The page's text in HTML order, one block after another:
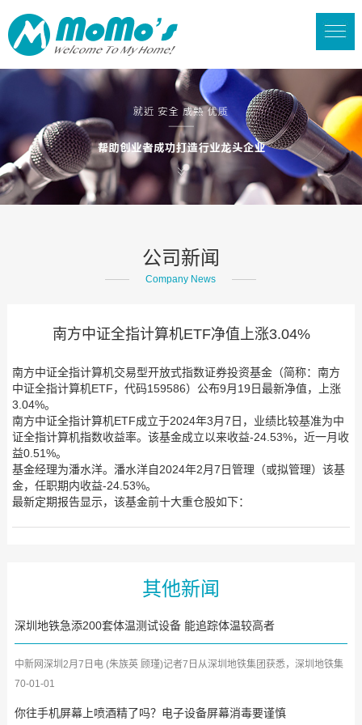
公司新闻
Company News
南方中证全指计算机ETF净值上涨3.04%
南方中证全指计算机交易型开放式指数证券投资基金（简称：南方
中证全指计算机ETF，代码159586）公布9月19日最新净值，上涨
3.04%。
南方中证全指计算机ETF成立于2024年3月7日，业绩比较基准为中
证全指计算机指数收益率。该基金成立以来收益-24.53%，近一月收
益0.51%。
基金经理为潘水洋。潘水洋自2024年2月7日管理（或拟管理）该基
金，任职期内收益-24.53%。
最新定期报告显示，该基金前十大重仓股如下：
其他新闻
深圳地铁急添200套体温测试设备 能追踪体温较高者
中新网深圳2月7日电 (朱族英 顾瑾)记者7日从深圳地铁集团获悉，深圳地铁集
团紧急购置200套红外热...
70-01-01
你往手机屏幕上喷酒精了吗？电子设备屏幕消毒要谨慎